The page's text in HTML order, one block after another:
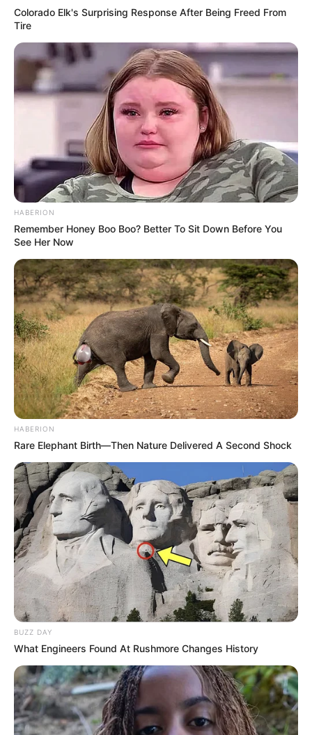
Colorado Elk's Surprising Response After Being Freed From
Tire
HABERION
Remember Honey Boo Boo? Better To Sit Down Before You
See Her Now
HABERION
Rare Elephant Birth—Then Nature Delivered A Second Shock
BUZZ DAY
What Engineers Found At Rushmore Changes History